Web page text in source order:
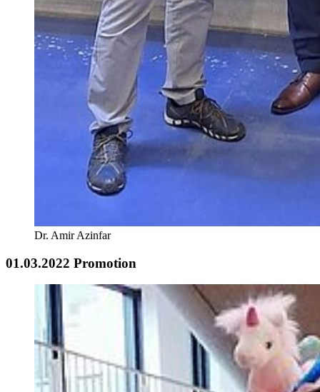
Dr. Amir Azinfar
01.03.2022 Promotion